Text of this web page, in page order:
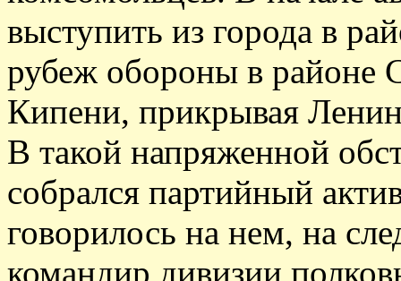
выступить из города в
рубеж обороны в районе
Кипени, прикрывая
В такой напряженной
собрался партийный
говорилось на нем, на
командир дивизии